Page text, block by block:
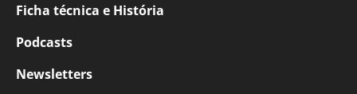
Ficha técnica e História
Podcasts
Newsletters